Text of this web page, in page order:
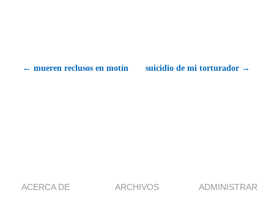
← mueren reclusos en motín suicidio de mi torturador →
ACERCA DE ARCHIVOS ADMINISTRAR